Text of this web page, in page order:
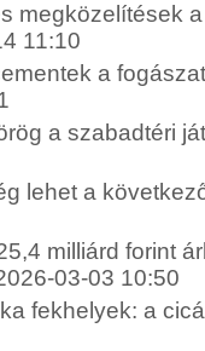
megközelítések
11:10
a
a szabadtéri
lehet a
milliárd forint
03-03 10:50
fekhelyek: a